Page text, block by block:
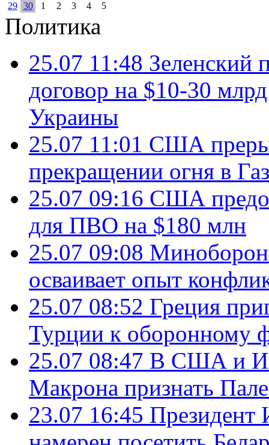
29 30 1 2 3 4 5
Политика
25.07 11:48 Зеленский
договор на $10-30
Украины
25.07 11:01 США
прекращении огня в
25.07 09:16 США
для ПВО на $180 млн
25.07 09:08
осваивает опыт
25.07 08:52 Греция
Турции к оборонному
25.07 08:47 В США и
Макрона признать
23.07 16:45 Президент